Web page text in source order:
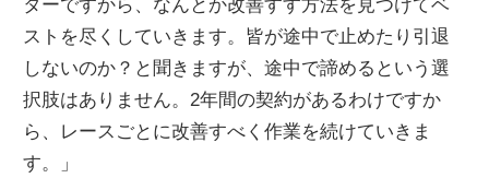
ターですから、なんとか改善すす方法を見つけてベ
ストを尽くしていきます。皆が途中で止めたり引退
しないのか？と聞きますが、途中で諦めるという選
択肢はありません。2年間の契約があるわけですか
ら、レースごとに改善すべく作業を続けていきま
す。」